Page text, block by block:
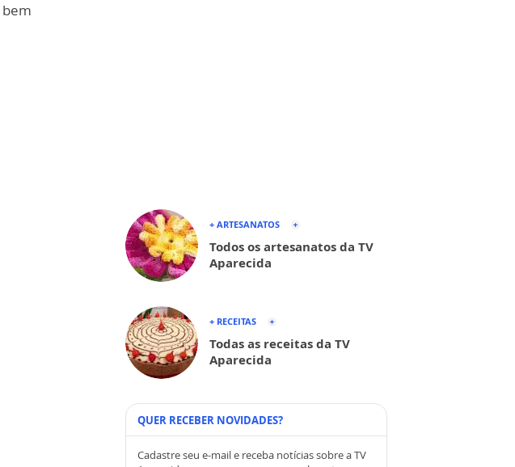
bem
+ ARTESANATOS
Todos os artesanatos da TV
Aparecida
+ RECEITAS
Todas as receitas da TV
Aparecida
QUER RECEBER NOVIDADES?
Cadastre seu e-mail e receba notícias sobre a TV